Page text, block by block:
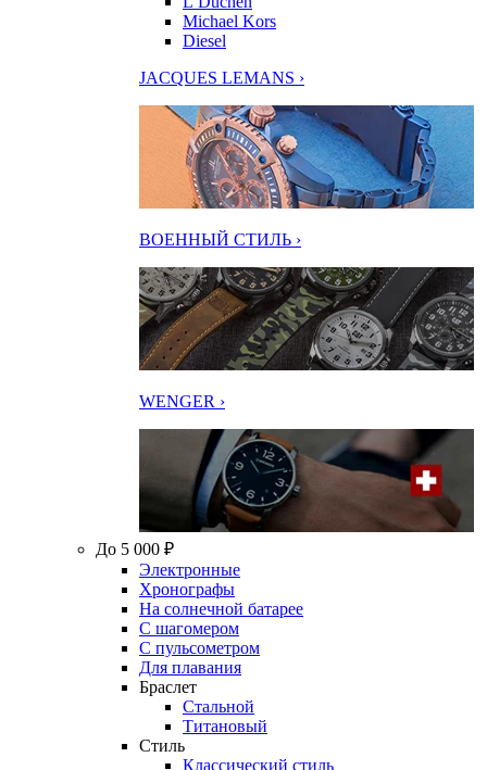
Michael Kors
Diesel
JACQUES LEMANS ›
ВОЕННЫЙ СТИЛЬ ›
WENGER ›
До 5 000 ₽
Электронные
Хронографы
На солнечной батарее
С шагомером
С пульсометром
Для плавания
Браслет
Стальной
Титановый
Стиль
Классический стиль